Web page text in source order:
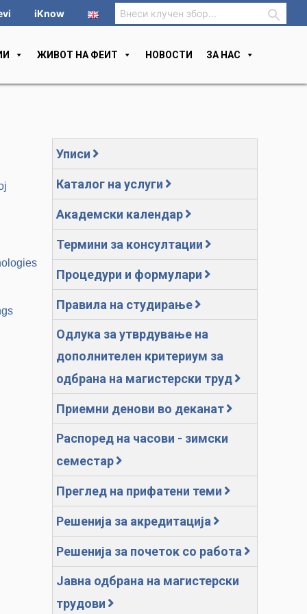
iKnow
ЖИВОТ НА ФЕИТ НОВОСТИ ЗА НАС
Уписи
Каталог на услуги
Академски календар
Термини за консултации
Процедури и формулари
Правила на студирање
Одлука за утврдување на
дополнителен критериум за
одбрана на магистерски труд
Приемни денови во деканат
Распоред на часови - зимски
семестар
Преглед на прифатени теми
Решенија за акредитација
Решенија за почеток со работа
Јавна одбрана на магистерски
трудови